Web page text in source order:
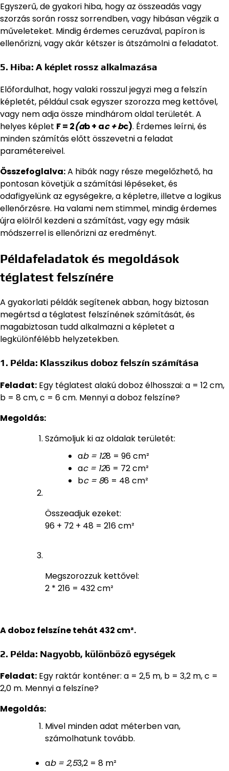
Egyszerű, de gyakori hiba, hogy az összeadás vagy
szorzás során rossz sorrendben, vagy hibásan végzik a
műveleteket. Mindig érdemes ceruzával, papíron is
ellenőrizni, vagy akár kétszer is átszámolni a feladatot.
5. Hiba: A képlet rossz alkalmazása
Előfordulhat, hogy valaki rosszul jegyzi meg a felszín
képletét, például csak egyszer szorozza meg kettővel,
vagy nem adja össze mindhárom oldal területét. A
helyes képlet F = 2(ab + ac + bc). Érdemes leírni, és
minden számítás előtt összevetni a feladat
paramétereivel.
Összefoglalva:A hibák nagy része megelőzhető, ha
pontosan követjük a számítási lépéseket, és
odafigyelünk az egységekre, a képletre, illetve a logikus
ellenőrzésre. Ha valami nem stimmel, mindig érdemes
újra elölről kezdeni a számítást, vagy egy másik
módszerrel is ellenőrizni az eredményt.
Példafeladatok és megoldások
téglatest felszínére
A gyakorlati példák segítenek abban, hogy biztosan
megértsd a téglatest felszínének számítását, és
magabiztosan tudd alkalmazni a képletet a
legkülönfélébb helyzetekben.
1. Példa: Klasszikus doboz felszín számítása
Feladat: Egy téglatest alakú doboz élhosszai: a = 12 cm,
b = 8 cm, c = 6 cm. Mennyi a doboz felszíne?
Megoldás:
Számoljuk ki az oldalak területét:
ab = 128 = 96 cm²
ac = 126 = 72 cm²
bc = 86 = 48 cm²
Összeadjuk ezeket:
96 + 72 + 48 = 216 cm²
Megszorozzuk kettővel:
2 * 216 = 432 cm²
A doboz felszíne tehát 432 cm².
2. Példa: Nagyobb, különböző egységek
Feladat: Egy raktár konténer: a = 2,5 m, b = 3,2 m, c =
2,0 m. Mennyi a felszíne?
Megoldás:
Mivel minden adat méterben van,
számolhatunk tovább.
ab = 2,53,2 = 8 m²